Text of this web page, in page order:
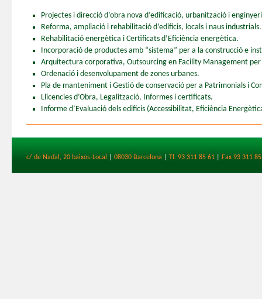
Projectes i direcció d’obra nova d’edificació, urbanització i
Reforma, ampliació i rehabilitació d’edificis, locals i naus industrials.
Rehabilitació energètica i Certificats d’Eficiència energètica.
Incorporació de productes amb “sistema” per a la construcció e
Arquitectura corporativa, Outsourcing en Facility Management
Ordenació i desenvolupament de zones urbanes.
Pla de manteniment i Gestió de conservació per a Patrimonials i
Llicencies d’Obra, Legalització, Informes i certificats.
Informe d’Evaluació dels edificis (Accessibilitat, Eficiència
c/ de Nadal, 20 baixos-Local 08030 Barcelona Tl. 93 311 85 61 Fax 93 311